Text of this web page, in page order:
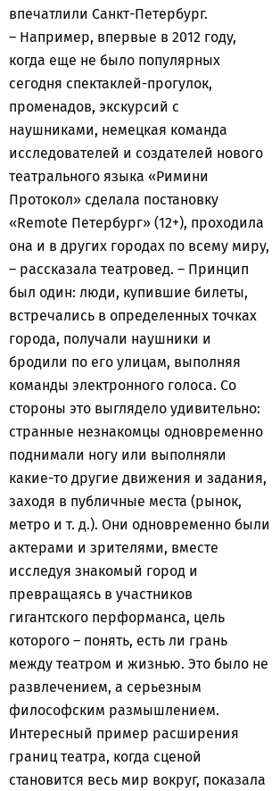
впечатлили Санкт-Петербург.
– Например, впервые в 2012 году,
когда еще не было популярных
сегодня спектаклей-прогулок,
променадов, экскурсий с
наушниками, немецкая команда
исследователей и создателей нового
театрального языка «Римини
Протокол» сделала постановку
«Remote Петербург» (12+), проходила
она и в других городах по всему миру,
– рассказала театровед. – Принцип
был один: люди, купившие билеты,
встречались в определенных точках
города, получали наушники и
бродили по его улицам, выполняя
команды электронного голоса. Со
стороны это выглядело удивительно:
странные незнакомцы одновременно
поднимали ногу или выполняли
какие-то другие движения и задания,
заходя в публичные места (рынок,
метро и т. д.). Они одновременно были
актерами и зрителями, вместе
исследуя знакомый город и
превращаясь в участников
гигантского перформанса, цель
которого – понять, есть ли грань
между театром и жизнью. Это было не
развлечением, а серьезным
философским размышлением.
Интересный пример расширения
границ театра, когда сценой
становится весь мир вокруг, показала